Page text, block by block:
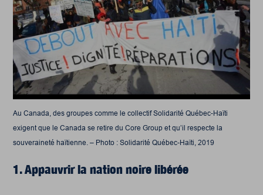
Au Canada, des groupes comme le collectif Solidarité Québec-Haïti
exigent que le Canada se retire du Core Group et qu’il respecte la
souveraineté haïtienne. – Photo : Solidarité Québec-Haïti, 2019
1. Appauvrir la nation noire libérée